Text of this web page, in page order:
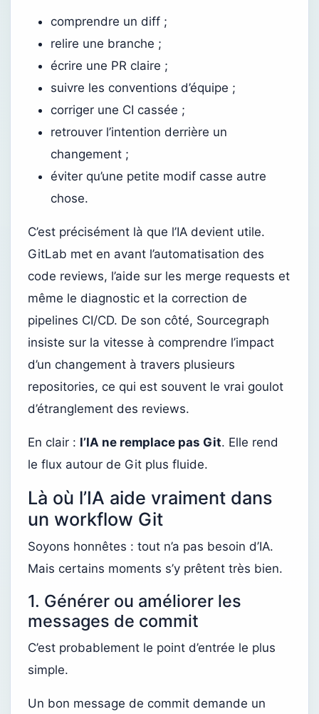
comprendre un diff ;
relire une branche ;
écrire une PR claire ;
suivre les conventions d’équipe ;
corriger une CI cassée ;
retrouver l’intention derrière un
changement ;
éviter qu’une petite modif casse autre
chose.
C’est précisément là que l’IA devient utile.
GitLab met en avant l’automatisation des
code reviews, l’aide sur les merge requests et
même le diagnostic et la correction de
pipelines CI/CD. De son côté, Sourcegraph
insiste sur la vitesse à comprendre l’impact
d’un changement à travers plusieurs
repositories, ce qui est souvent le vrai goulot
d’étranglement des reviews.
En clair : l’IA ne remplace pas Git. Elle rend
le flux autour de Git plus fluide.
Là où l’IA aide vraiment dans
un workflow Git
Soyons honnêtes : tout n’a pas besoin d’IA.
Mais certains moments s’y prêtent très bien.
1. Générer ou améliorer les
messages de commit
C’est probablement le point d’entrée le plus
simple.
Un bon message de commit demande un